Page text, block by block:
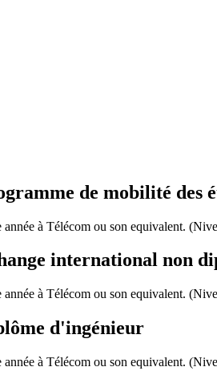
de mobilité des
à Télécom ou son equivalent.
international non
à Télécom ou son equivalent.
d'ingénieur
à Télécom ou son equivalent.